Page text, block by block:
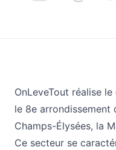
OnLeveTout réalise
le 8e arrondissement
Champs-Élysées, la
Ce secteur se